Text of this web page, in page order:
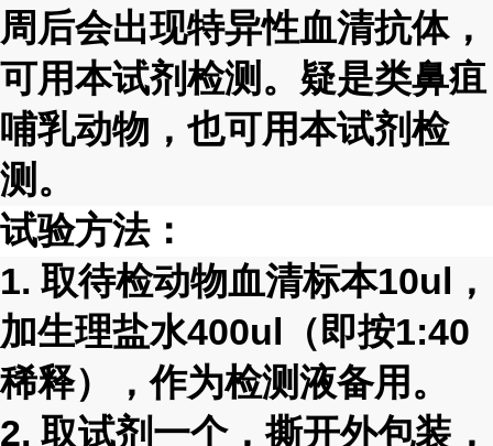
周后会出现特异性血清抗体，
可用本试剂检测。疑是类鼻疽
哺乳动物，也可用本试剂检
测。
试验方法：
1. 取待检动物血清标本10ul ，
加生理盐水400ul （即按1:40
稀释），作为检测液备用。
2. 取试剂一个，撕开外包装，